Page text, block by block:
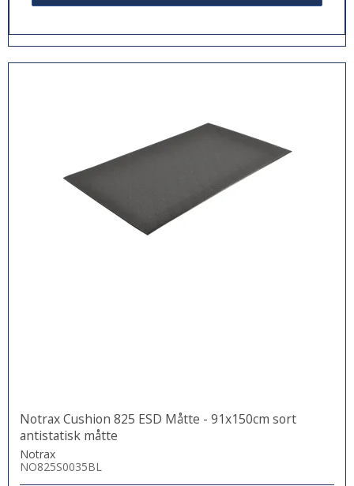
Notrax Cushion 825 ESD Måtte - 91x150cm sort
antistatisk måtte
Notrax
NO825S0035BL